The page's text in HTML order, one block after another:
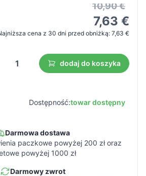
10,90 €
7,63 €
cena z 30 dni przed obniżką: 7,63 €
dodaj do koszyka
Dostępność:towar dostępny
Darmowa dostawa
paczkowe powyżej 200 zł oraz
powyżej 1000 zł
Darmowy zwrot